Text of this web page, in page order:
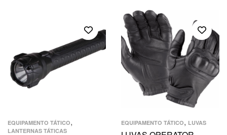
EQUIPAMENTO TÁTICO,
LANTERNAS TÁTICAS
EQUIPAMENTO TÁTICO, LUVAS